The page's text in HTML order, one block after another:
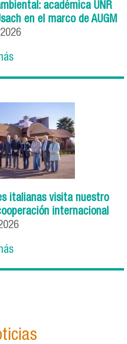
académica UNR
en el marco de AUGM
2026
italianas visita nuestro
internacional